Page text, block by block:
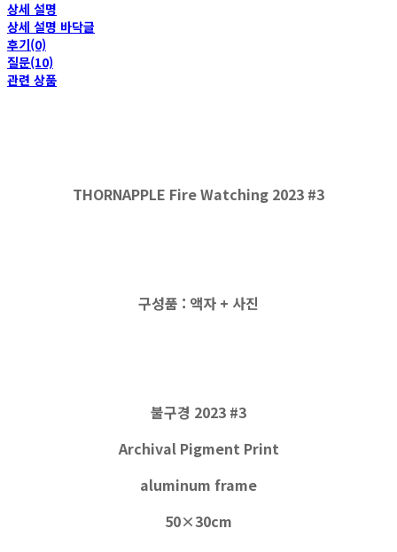
상세 설명
상세 설명 바닥글
후기(0)
질문(10)
관련 상품
THORNAPPLE Fire Watching 2023 #3
구성품 : 액자 + 사진
불구경 2023 #3
Archival Pigment Print
aluminum frame
50×30cm